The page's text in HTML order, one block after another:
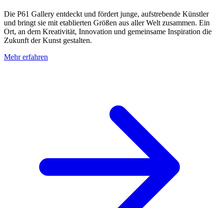
Die P61 Gallery entdeckt und fördert junge, aufstrebende Künstler
und bringt sie mit etablierten Größen aus aller Welt zusammen. Ein
Ort, an dem Kreativität, Innovation und gemeinsame Inspiration die
Zukunft der Kunst gestalten.
Mehr erfahren